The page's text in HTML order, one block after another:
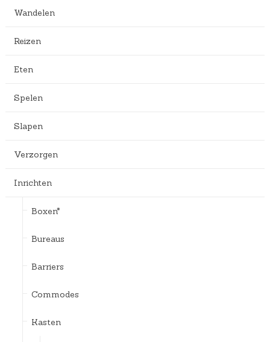
Wandelen
Reizen
Eten
Spelen
Slapen
Verzorgen
Inrichten
Boxen*
Bureaus
Barriers
Commodes
Kasten